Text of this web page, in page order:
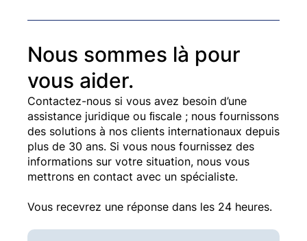
Nous sommes là pour
vous aider.
Contactez-nous si vous avez besoin d’une
assistance juridique ou ﬁscale ; nous fournissons
des solutions à nos clients internationaux depuis
plus de 30 ans. Si vous nous fournissez des
informations sur votre situation, nous vous
mettrons en contact avec un spécialiste.
Vous recevrez une réponse dans les 24 heures.